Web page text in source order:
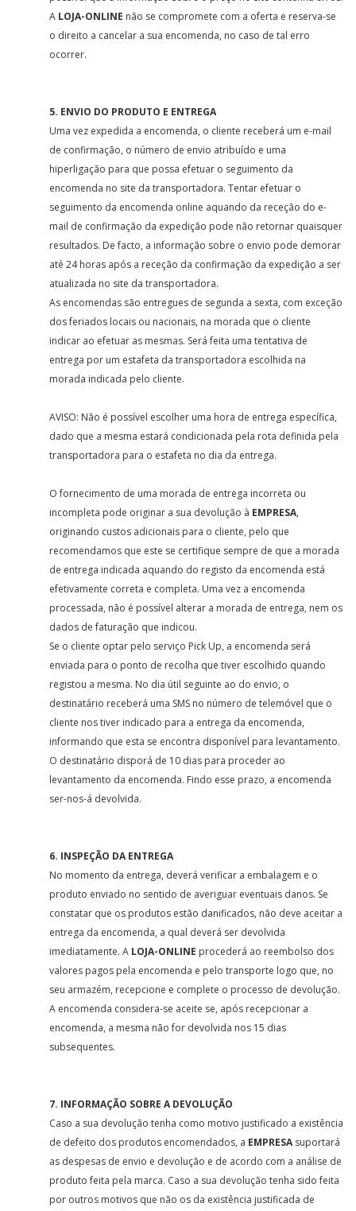
A LOJA-ONLINE não se compromete com a oferta e reserva-se
o direito a cancelar a sua encomenda, no caso de tal erro
ocorrer.
5. ENVIO DO PRODUTO E ENTREGA
Uma vez expedida a encomenda, o cliente receberá um e-mail
de confirmação, o número de envio atribuído e uma
hiperligação para que possa efetuar o seguimento da
encomenda no site da transportadora. Tentar efetuar o
seguimento da encomenda online aquando da receção do e-
mail de confirmação da expedição pode não retornar quaisquer
resultados. De facto, a informação sobre o envio pode demorar
até 24 horas após a receção da confirmação da expedição a ser
atualizada no site da transportadora.
As encomendas são entregues de segunda a sexta, com exceção
dos feriados locais ou nacionais, na morada que o cliente
indicar ao efetuar as mesmas. Será feita uma tentativa de
entrega por um estafeta da transportadora escolhida na
morada indicada pelo cliente.
AVISO: Não é possível escolher uma hora de entrega específica,
dado que a mesma estará condicionada pela rota definida pela
transportadora para o estafeta no dia da entrega.
O fornecimento de uma morada de entrega incorreta ou
incompleta pode originar a sua devolução à EMPRESA,
originando custos adicionais para o cliente, pelo que
recomendamos que este se certifique sempre de que a morada
de entrega indicada aquando do registo da encomenda está
efetivamente correta e completa. Uma vez a encomenda
processada, não é possível alterar a morada de entrega, nem os
dados de faturação que indicou.
Se o cliente optar pelo serviço Pick Up, a encomenda será
enviada para o ponto de recolha que tiver escolhido quando
registou a mesma. No dia útil seguinte ao do envio, o
destinatário receberá uma SMS no número de telemóvel que o
cliente nos tiver indicado para a entrega da encomenda,
informando que esta se encontra disponível para levantamento.
O destinatário disporá de 10 dias para proceder ao
levantamento da encomenda. Findo esse prazo, a encomenda
ser-nos-á devolvida.
6. INSPEÇÃO DA ENTREGA
No momento da entrega, deverá verificar a embalagem e o
produto enviado no sentido de averiguar eventuais danos. Se
constatar que os produtos estão danificados, não deve aceitar a
entrega da encomenda, a qual deverá ser devolvida
imediatamente. A LOJA-ONLINE procederá ao reembolso dos
valores pagos pela encomenda e pelo transporte logo que, no
seu armazém, recepcione e complete o processo de devolução.
A encomenda considera-se aceite se, após recepcionar a
encomenda, a mesma não for devolvida nos 15 dias
subsequentes.
7. INFORMAÇÃO SOBRE A DEVOLUÇÃO
Caso a sua devolução tenha como motivo justificado a existência
de defeito dos produtos encomendados, a EMPRESAsuportará
as despesas de envio e devolução e de acordo com a análise de
produto feita pela marca. Caso a sua devolução tenha sido feita
por outros motivos que não os da existência justificada de